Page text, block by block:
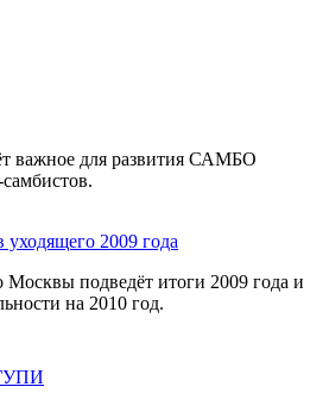
важное для развития САМБО
2009 года
подведёт итоги 2009 года и
на 2010 год.